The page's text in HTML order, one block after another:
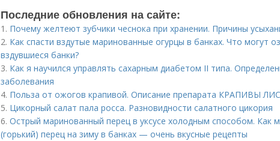
Последние обновления на сайте:
1. Почему желтеют зубчики чеснока при хранении. Причины
2. Как спасти вздутые маринованные огурцы в банках. Что могут
вздувшиеся банки?
3. Как я научился управлять сахарным диабетом II типа.
заболевания
4. Польза от ожогов крапивой. Описание препарата КРАПИВЫ
5. Цикорный салат пала росса. Разновидности салатного цикория
6. Острый маринованный перец в уксусе холодным способом. Как
(горький) перец на зиму в банках — очень вкусные рецепты